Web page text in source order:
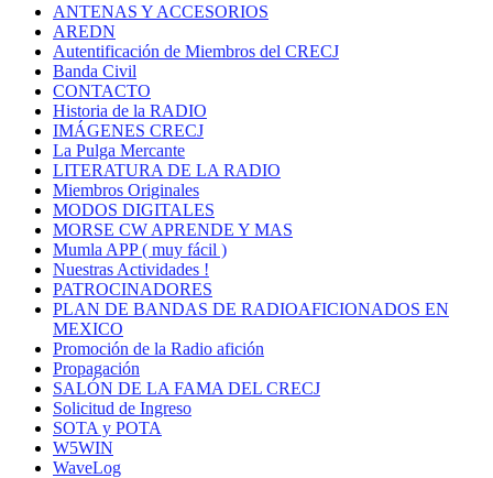
ANTENAS Y ACCESORIOS
AREDN
Autentificación de Miembros del CRECJ
Banda Civil
CONTACTO
Historia de la RADIO
IMÁGENES CRECJ
La Pulga Mercante
LITERATURA DE LA RADIO
Miembros Originales
MODOS DIGITALES
MORSE CW APRENDE Y MAS
Mumla APP ( muy fácil )
Nuestras Actividades !
PATROCINADORES
PLAN DE BANDAS DE RADIOAFICIONADOS EN
MEXICO
Promoción de la Radio afición
Propagación
SALÓN DE LA FAMA DEL CRECJ
Solicitud de Ingreso
SOTA y POTA
W5WIN
WaveLog